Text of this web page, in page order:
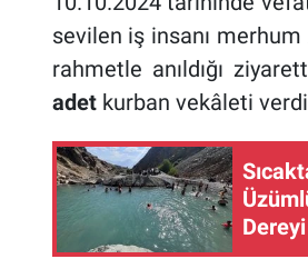
sevilen iş insanı merhum
rahmetle anıldığı
adetkurban vekâleti
Yaptı